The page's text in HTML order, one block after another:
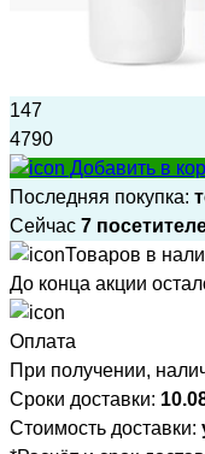
147
4790
Добавить в
Последняя покупка:
Сейчас 7
Товаров в
До конца акции
Оплата
При получении,
Сроки доставки:
Стоимость доставки: